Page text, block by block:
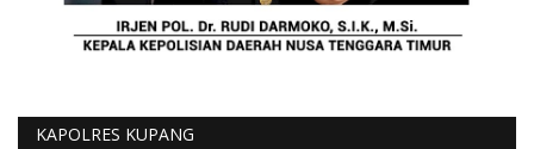
KAPOLRES KUPANG